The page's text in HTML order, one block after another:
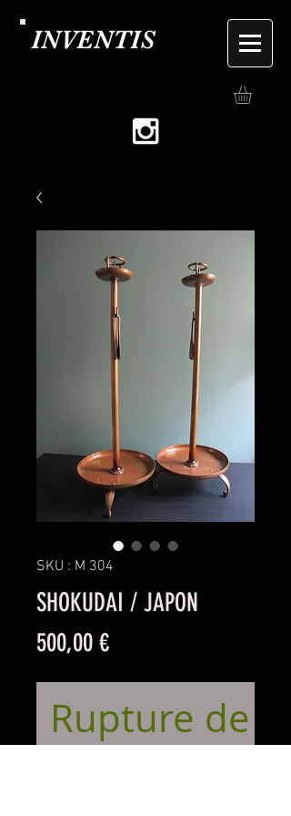
INVENTIS
SKU : M 304
SHOKUDAI / JAPON
500,00 €Prix
Rupture de